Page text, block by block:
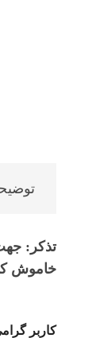
تذکر:
خاموش
کاربر